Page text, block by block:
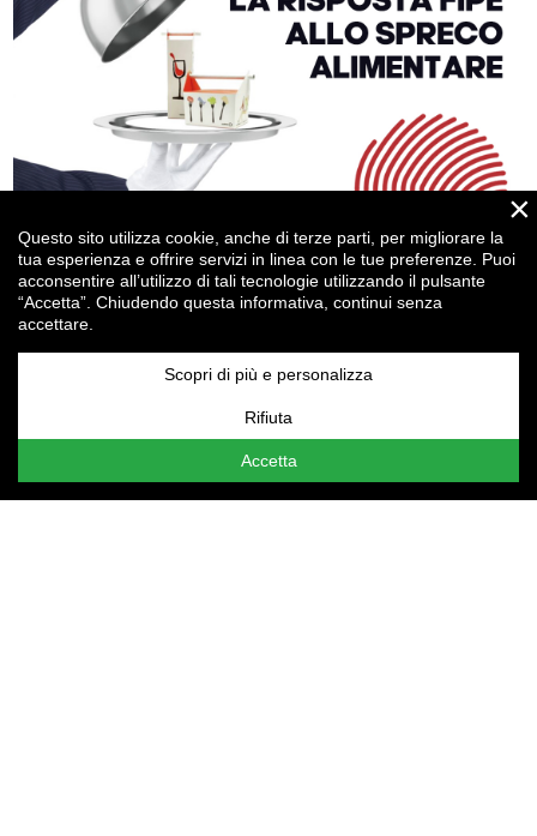
Il “Rimpiattino” contro lo spreco alimentare
×
Questo sito utilizza cookie, anche di terze parti, per migliorare la
tua esperienza e offrire servizi in linea con le tue preferenze. Puoi
acconsentire all’utilizzo di tali tecnologie utilizzando il pulsante
“Accetta”. Chiudendo questa informativa, continui senza
accettare.
Scopri di più e personalizza
Rifiuta
Accetta